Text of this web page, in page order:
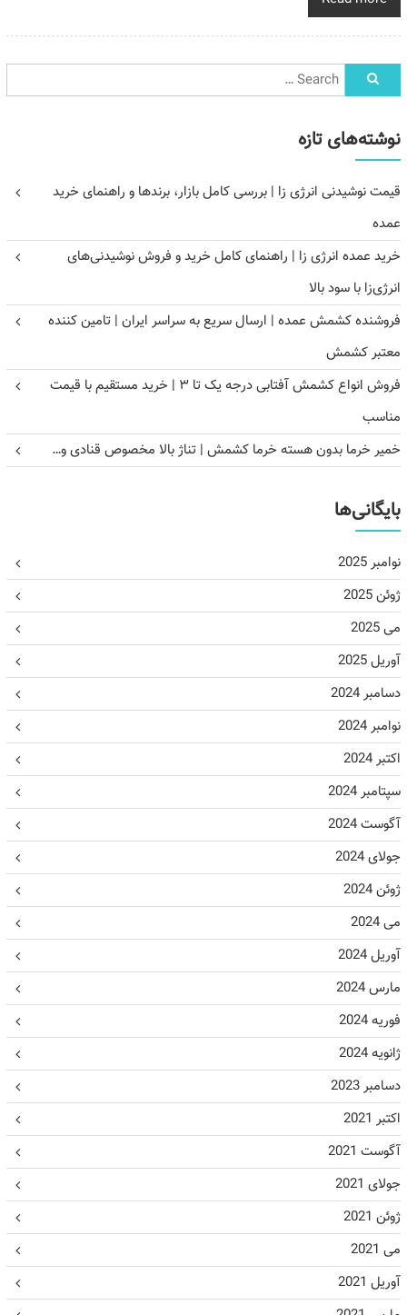
نوشته‌های تازه
قیمت نوشیدنی انرژی زا | بررسی کامل بازار، برندها و راهنمای خرید
عمده
خرید عمده انرژی زا | راهنمای کامل خرید و فروش نوشیدنی‌های
انرژی‌زا با سود بالا
فروشنده کشمش عمده | ارسال سریع به سراسر ایران | تامین کننده
معتبر کشمش
فروش انواع کشمش آفتابی درجه یک تا ۳ | خرید مستقیم با قیمت
مناسب
خمیر خرما بدون هسته خرما کشمش | تناژ بالا مخصوص قنادی و…
بایگانی‌ها
نوامبر 2025
ژوئن 2025
می 2025
آوریل 2025
دسامبر 2024
نوامبر 2024
اکتبر 2024
سپتامبر 2024
آگوست 2024
جولای 2024
ژوئن 2024
می 2024
آوریل 2024
مارس 2024
فوریه 2024
ژانویه 2024
دسامبر 2023
اکتبر 2021
آگوست 2021
جولای 2021
ژوئن 2021
می 2021
آوریل 2021